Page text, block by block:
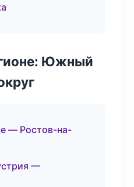
Южный
— Ростов-на-
—